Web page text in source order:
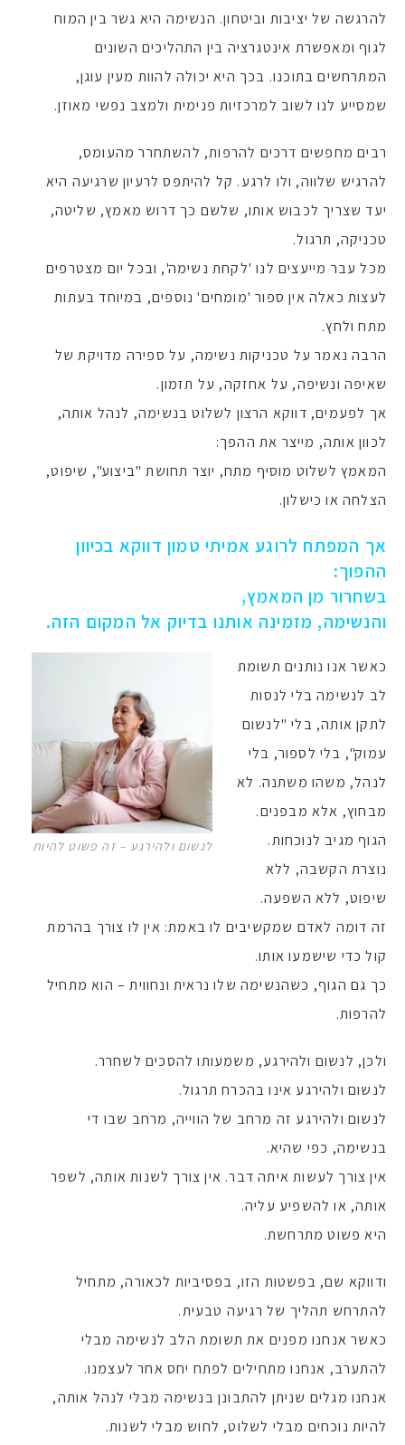
להרגשה של יציבות וביטחון. הנשימה היא גשר בין המוח
לגוף ומאפשרת אינטגרציה בין התהליכים השונים
המתרחשים בתוכנו. בכך היא יכולה להוות מעין עוגן,
שמסייע לנו לשוב למרכזיות פנימית ולמצב נפשי מאוזן.
רבים מחפשים דרכים להרפות, להשתחרר מהעומס,
להרגיש שלווה, ולו לרגע. קל להיתפס לרעיון שרגיעה היא
יעד שצריך לכבוש אותו, שלשם כך דרוש מאמץ, שליטה,
טכניקה, תרגול.
מכל עבר מייעצים לנו 'לקחת נשימה', ובכל יום מצטרפים
לעצות כאלה אין ספור 'מומחים' נוספים, במיוחד בעתות
מתח ולחץ.
הרבה נאמר על טכניקות נשימה, על ספירה מדויקת של
שאיפה ונשיפה, על אחזקה, על תזמון.
אך לפעמים, דווקא הרצון לשלוט בנשימה, לנהל אותה,
לכוון אותה, מייצר את ההפך:
המאמץ לשלוט מוסיף מתח, יוצר תחושת "ביצוע", שיפוט,
הצלחה או כישלון.
אך המפתח לרוגע אמיתי טמון דווקא בכיוון
ההפוך:
בשחרור מן המאמץ,
והנשימה, מזמינה אותנו בדיוק אל המקום הזה.
לנשום ולהירגע – זה פשוט להיות
כאשר אנו נותנים תשומת
לב לנשימה בלי לנסות
לתקן אותה, בלי "לנשום
עמוק", בלי לספור, בלי
לנהל, משהו משתנה. לא
מבחוץ, אלא מבפנים.
הגוף מגיב לנוכחות.
נוצרת הקשבה, ללא
שיפוט, ללא השפעה.
זה דומה לאדם שמקשיבים לו באמת: אין לו צורך בהרמת
קול כדי שישמעו אותו.
כך גם הגוף, כשהנשימה שלו נראית ונחווית – הוא מתחיל
להרפות.
ולכן, לנשום ולהירגע, משמעותו להסכים לשחרר.
לנשום ולהירגע אינו בהכרח תרגול.
לנשום ולהירגע זה מרחב של הווייה, מרחב שבו די
בנשימה, כפי שהיא.
אין צורך לעשות איתה דבר. אין צורך לשנות אותה, לשפר
אותה, או להשפיע עליה.
היא פשוט מתרחשת.
ודווקא שם, בפשטות הזו, בפסיביות לכאורה, מתחיל
להתרחש תהליך של רגיעה טבעית.
כאשר אנחנו מפנים את תשומת הלב לנשימה מבלי
להתערב, אנחנו מתחילים לפתח יחס אחר לעצמנו.
אנחנו מגלים שניתן להתבונן בנשימה מבלי לנהל אותה,
להיות נוכחים מבלי לשלוט, לחוש מבלי לשנות.